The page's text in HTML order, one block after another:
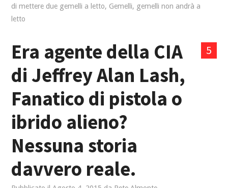
di mettere due gemelli a letto, Gemelli, gemelli non andrà a
letto
5
Era agente della CIA
di Jeffrey Alan Lash,
Fanatico di pistola o
ibrido alieno?
Nessuna storia
davvero reale.